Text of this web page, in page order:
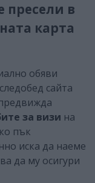
пресели в
карта
обяви
сайта
за визи на
пък
иска да наеме
да му осигури